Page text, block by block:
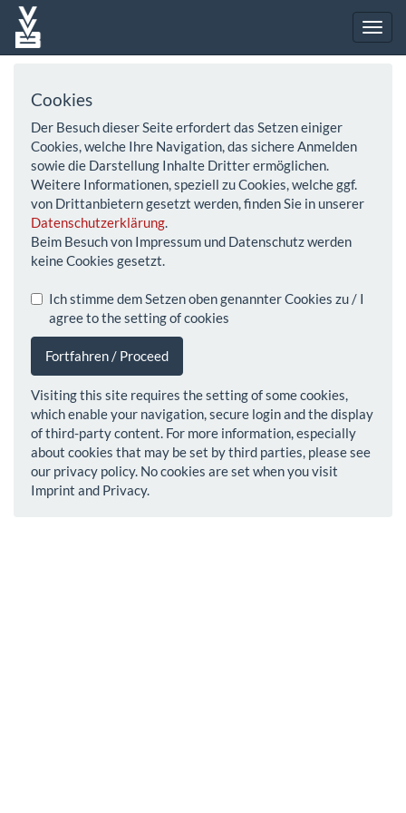
Cookies
Der Besuch dieser Seite erfordert das Setzen einiger
Cookies, welche Ihre Navigation, das sichere Anmelden
sowie die Darstellung Inhalte Dritter ermöglichen.
Weitere Informationen, speziell zu Cookies, welche ggf.
von Drittanbietern gesetzt werden, finden Sie in unserer
Datenschutzerklärung.
Beim Besuch von Impressum und Datenschutz werden
keine Cookies gesetzt.
Ich stimme dem Setzen oben genannter Cookies zu / I
agree to the setting of cookies
Fortfahren / Proceed
Visiting this site requires the setting of some cookies,
which enable your navigation, secure login and the display
of third-party content. For more information, especially
about cookies that may be set by third parties, please see
our privacy policy. No cookies are set when you visit
Imprint and Privacy.